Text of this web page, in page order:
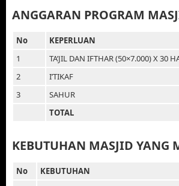
ANGGARAN PROGRAM
No
KEPERLUAN
1
TA’JIL DAN IFTHAR (50×7.000) X 30
2
I’TIKAF
3
SAHUR
TOTAL
KEBUTUHAN MASJID YANG
No
KEBUTUHAN